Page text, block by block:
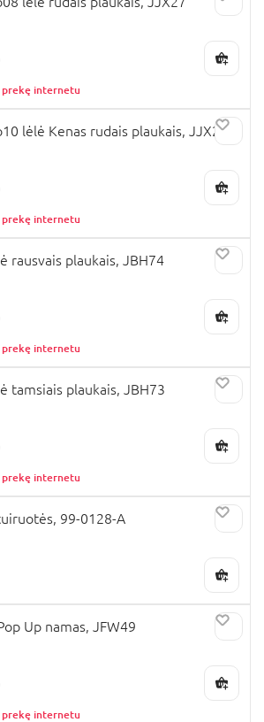
prekę internetu
lėlė Kenas rudais plaukais, JJX29
prekę internetu
rausvais plaukais, JBH74
prekę internetu
tamsiais plaukais, JBH73
prekę internetu
99-0128-A
Up namas, JFW49
prekę internetu